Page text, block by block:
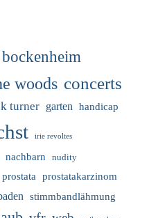
bockenheim
woods concerts
turner garten handicap
irie revoltes
nachbarn nudity
prostata prostatakarzinom
stimmbandlähmung